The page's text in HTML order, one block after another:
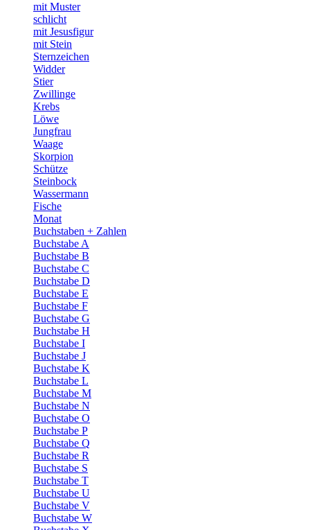
mit Muster
schlicht
mit Jesusfigur
mit Stein
Sternzeichen
Widder
Stier
Zwillinge
Krebs
Löwe
Jungfrau
Waage
Skorpion
Schütze
Steinbock
Wassermann
Fische
Monat
Buchstaben + Zahlen
Buchstabe A
Buchstabe B
Buchstabe C
Buchstabe D
Buchstabe E
Buchstabe F
Buchstabe G
Buchstabe H
Buchstabe I
Buchstabe J
Buchstabe K
Buchstabe L
Buchstabe M
Buchstabe N
Buchstabe O
Buchstabe P
Buchstabe Q
Buchstabe R
Buchstabe S
Buchstabe T
Buchstabe U
Buchstabe V
Buchstabe W